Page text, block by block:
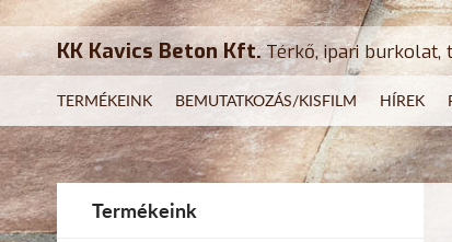
KK Kavics Beton Kft.Térkő, ipari burkolat,
TERMÉKEINK BEMUTATKOZÁS/KISFILM HÍREK
Termékeink